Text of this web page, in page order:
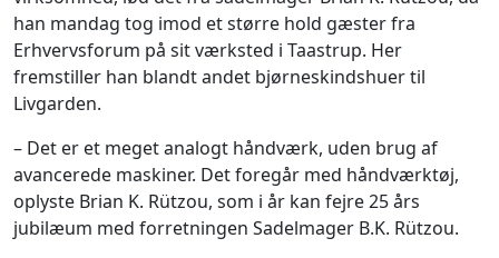
han mandag tog imod et større hold gæster fra
Erhvervsforum på sit værksted i Taastrup. Her
fremstiller han blandt andet bjørneskindshuer til
Livgarden.
– Det er et meget analogt håndværk, uden brug af
avancerede maskiner. Det foregår med håndværktøj,
oplyste Brian K. Rützou, som i år kan fejre 25 års
jubilæum med forretningen Sadelmager B.K. Rützou.